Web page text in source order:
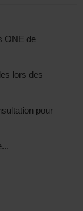
ONE de
lors des
pour